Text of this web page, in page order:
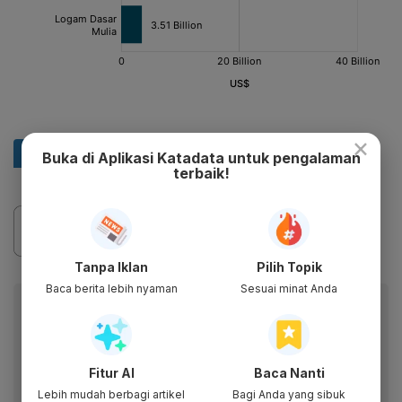
Dapatkan pengalaman membaca lebih nyaman dan nikmati
fitur menarik lainnya lewat aplikasi mobile Katadata.
×
Buka di Aplikasi Katadata untuk pengalaman
terbaik!
Tanpa Iklan
Baca berita lebih nyaman
Pilih Topik
Sesuai minat Anda
Fitur AI
Lebih mudah berbagi artikel
Baca Nanti
Bagi Anda yang sibuk